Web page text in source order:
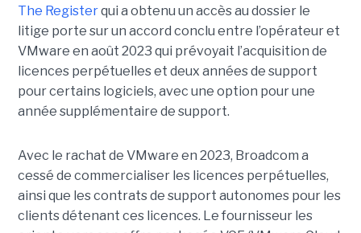
The Registerqui a obtenu un accès au dossier le
litige porte sur un accord conclu entre l’opérateur et
VMware en août 2023 qui prévoyait l’acquisition de
licences perpétuelles et deux années de support
pour certains logiciels, avec une option pour une
année supplémentaire de support.
Avec le rachat de VMware en 2023, Broadcom a
cessé de commercialiser les licences perpétuelles,
ainsi que les contrats de support autonomes pour les
clients détenant ces licences. Le fournisseur les